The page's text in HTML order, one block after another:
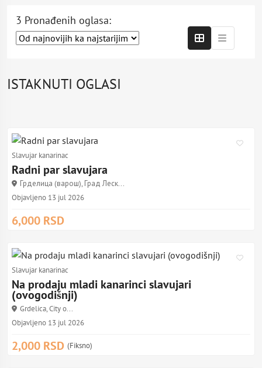
3 Pronađenih oglasa:
ISTAKNUTI OGLASI
Slavujar kanarinac
Radni par slavujara
Грделица (варош), Град Леск...
Objavljeno 13 jul 2026
6,000 RSD
Slavujar kanarinac
Na prodaju mladi kanarinci slavujari
(ovogodišnji)
Grdelica, City o...
Objavljeno 13 jul 2026
2,000 RSD (Fiksno)